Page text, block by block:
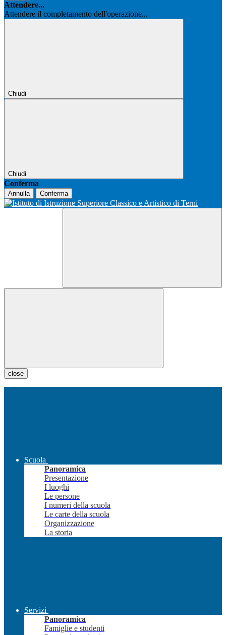
Attendere...
Attendere il completamento dell'operazione...
Chiudi
Chiudi
Conferma
Annulla Conferma
close
Scuola
Panoramica
Presentazione
I luoghi
Le persone
I numeri della scuola
Le carte della scuola
Organizzazione
La storia
Servizi
Panoramica
Famiglie e studenti